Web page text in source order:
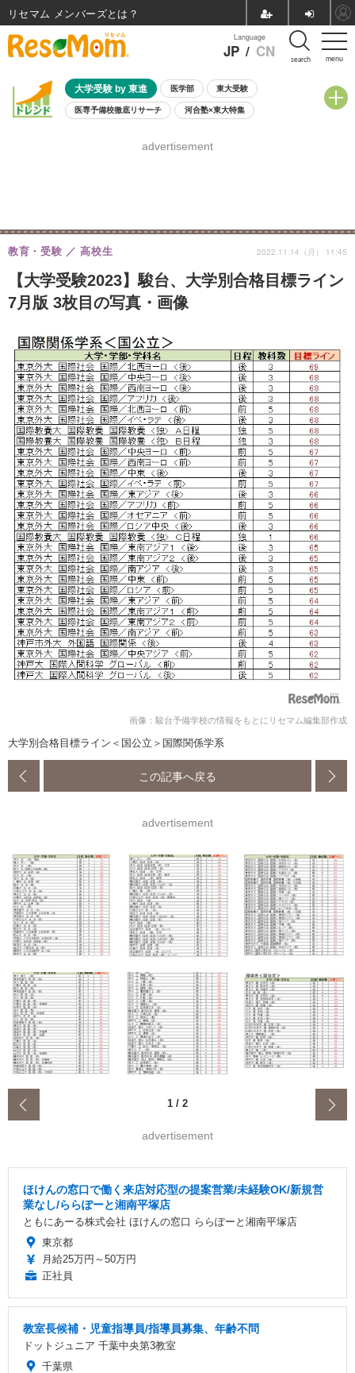
menu
Language
JP / CN search
大学受験 by 東進 医学部 東大受験
医専予備校徹底リサーチ 河合塾×東大特集
8月開催学校説明会・相談会
advertisement
【大学受験2023】駿台、大学別合格目標ライン
7月版 3枚目の写真・画像
教育・受験 高校生 2022.11.14（月） 11:45
画像：駿台予備学校の情報をもとにリセマム編集部作成
大学別合格目標ライン＜国公立＞国際関係学系
この記事へ戻る
advertisement
1 / 2
advertisement
ほけんの窓口で働く来店対応型の提案営業/未経験OK/新規営
業なし/ららぽーと湘南平塚店
ともにあーる株式会社 ほけんの窓口 ららぽーと湘南平塚店
東京都
月給25万円～50万円
正社員
教室長候補・児童指導員/指導員募集、年齢不問
ドットジュニア 千葉中央第3教室
千葉県
リセマム メンバーズ